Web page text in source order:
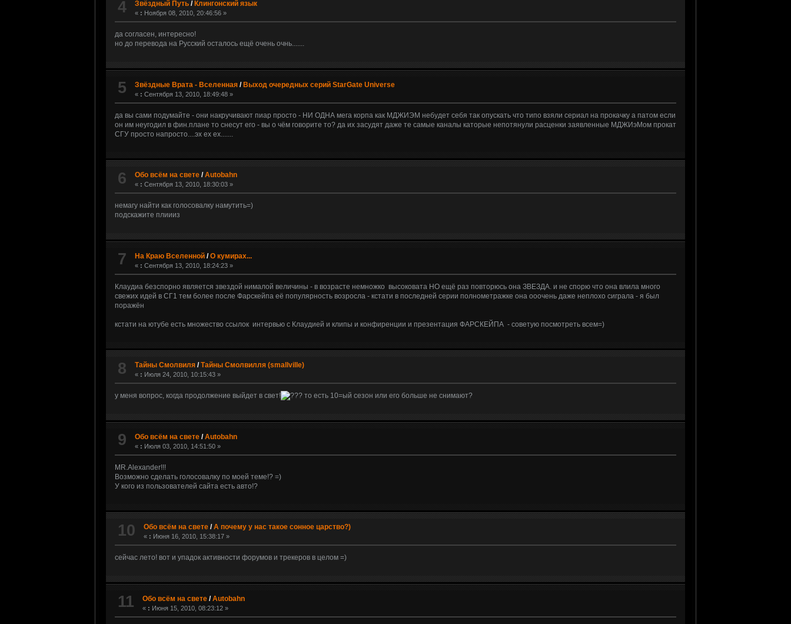
4 Звёздный Путь / Клингонский язык
« : Ноября 08, 2010, 20:46:56 »
да согласен, интересно!
но до перевода на Русский осталось ещё очень очнь.......
5 Звёздные Врата - Вселенная / Выход очередных серий StarGate Universe
« : Сентября 13, 2010, 18:49:48 »
да вы сами подумайте - они накручивают пиар просто - НИ ОДНА мега корпа как МДЖИЭМ небудет себя так опускать что типо взяли сериал на прокачку а патом если
он им неугодил в фин.плане то снесут его - вы о чём говорите то? да их засудят даже те самые каналы каторые непотянули расценки заявленные МДЖИэМом прокат
СГУ просто напросто....эх ех ех.......
6 Обо всём на свете /Autobahn
« : Сентября 13, 2010, 18:30:03 »
немагу найти как голосовалку намутить=)
подскажите плиииз
7 На Краю Вселенной /О кумирах...
« : Сентября 13, 2010, 18:24:23 »
Клаудиа безспорно является звездой нималой величины - в возрасте немножко высоковата НО ещё раз повторюсь она ЗВЕЗДА. и не спорю что она влила много
свежих идей в СГ1 тем более после Фарскейпа её популярность возросла - кстати в последней серии полнометражке она ооочень даже неплохо сиграла - я был
поражён
кстати на ютубе есть множество ссылок интервью с Клаудией и клипы и конфиренции и презентация ФАРСКЕЙПА - советую посмотреть всем=)
8 Тайны Смолвиля /Тайны Смолвилля (smallville)
« : Июля 24, 2010, 10:15:43 »
у меня вопрос, когда продолжение выйдет в свет! то есть 10=ый сезон или его больше не снимают?
9 Обо всём на свете /Autobahn
« : Июля 03, 2010, 14:51:50 »
MR.Alexander!!!
Возможно сделать голосовалку по моей теме!? =)
У кого из пользователей сайта есть авто!?
10 Обо всём на свете /А почему у нас такое сонное царство?)
« : Июня 16, 2010, 15:38:17 »
сейчас лето! вот и упадок активности форумов и трекеров в целом =)
11 Обо всём на свете /Autobahn
« : Июня 15, 2010, 08:23:12 »